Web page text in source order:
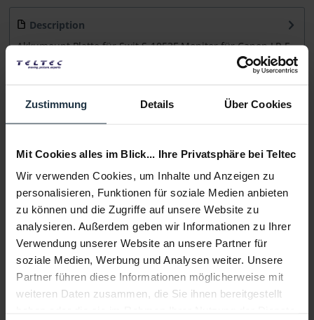
Zustimmung Details Über Cookies
Mit Cookies alles im Blick... Ihre Privatsphäre bei Teltec
Wir verwenden Cookies, um Inhalte und Anzeigen zu
personalisieren, Funktionen für soziale Medien anbieten
zu können und die Zugriffe auf unsere Website zu
analysieren. Außerdem geben wir Informationen zu Ihrer
Verwendung unserer Website an unsere Partner für
soziale Medien, Werbung und Analysen weiter. Unsere
Partner führen diese Informationen möglicherweise mit
weiteren Daten zusammen, die Sie ihnen bereitgestellt
Description
Akkumount Platte für Swit S-1053F Monitor für Canon LP-E
6 Akkus Auch passend für JVC DT-X53F...
Manufacturer & Product Safety Information
Folgende Infos zum Hersteller sind verfübar...... more
More articles from +++ Swit +++ look at